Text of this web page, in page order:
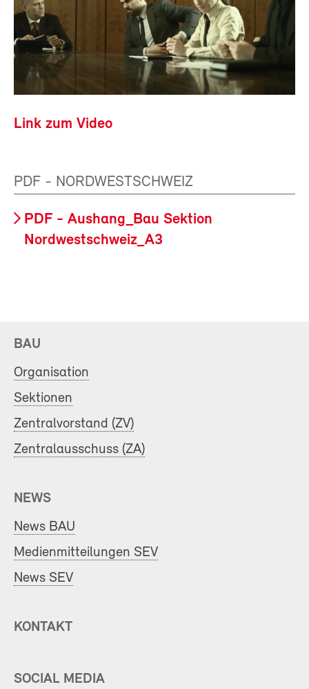
Link zum Video
PDF - NORDWESTSCHWEIZ
PDF - Aushang_Bau Sektion
Nordwestschweiz_A3
BAU
Organisation
Sektionen
Zentralvorstand (ZV)
Zentralausschuss (ZA)
NEWS
News BAU
Medienmitteilungen SEV
News SEV
KONTAKT
SOCIAL MEDIA